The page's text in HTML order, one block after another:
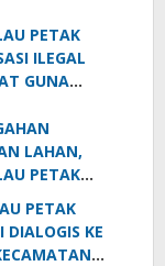
PETAK
ILEGAL
GUNA
PETAK
LAHAN,
PETAK
PETAK
KE